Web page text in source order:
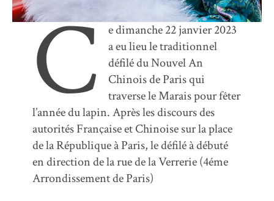
C
e dimanche 22 janvier 2023
a eu lieu le traditionnel
défilé du Nouvel An
Chinois de Paris qui
traverse le Marais pour fêter
l’année du lapin. Après les discours des
autorités Française et Chinoise sur la place
de la République à Paris, le défilé à débuté
en direction de la rue de la Verrerie (4éme
Arrondissement de Paris)